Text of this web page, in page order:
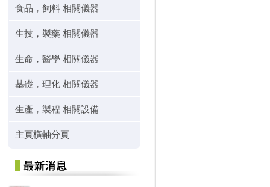
食品，飼料 相關儀器
生技，製藥 相關儀器
生命，醫學 相關儀器
基礎，理化 相關儀器
生產，製程 相關設備
主頁橫軸分頁